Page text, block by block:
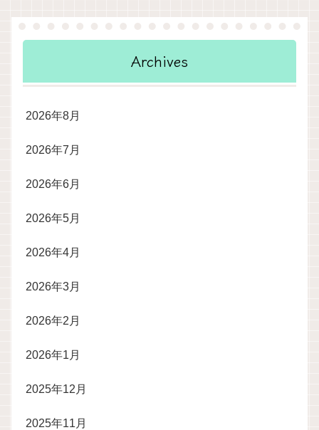
Archives
2026年8月
2026年7月
2026年6月
2026年5月
2026年4月
2026年3月
2026年2月
2026年1月
2025年12月
2025年11月